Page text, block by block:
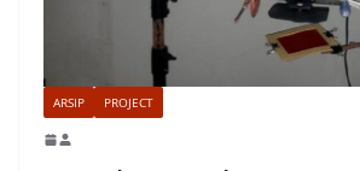
ARSIP PROJECT